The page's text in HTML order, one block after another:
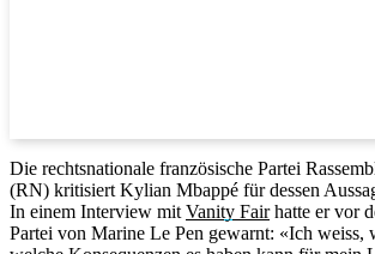
Die rechtsnationale französische Partei
(RN) kritisiert Kylian Mbappé für dessen
In einem Interview mit Vanity Fairhatte er vor
Partei von Marine Le Pen gewarnt: «Ich weiss,